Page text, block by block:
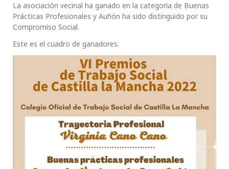
La asociación vecinal ha ganado en la categoría de Buenas
Prácticas Profesionales y Auñón ha sido distinguido por su
Compromiso Social.
Este es el cuadro de ganadores: